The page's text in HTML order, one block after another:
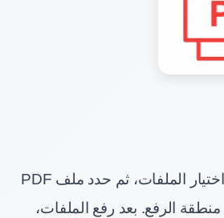
أولًا: اختر ملف PDF أو عدة ملفات. ابدأ بالضغط على زر اختيار الملفات، ثم حدد ملف PDF
الرفع. بعد رفع الملفات،